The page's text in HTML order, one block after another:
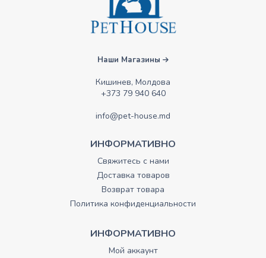
Наши Магазины
Кишинев, Молдова
+373 79 940 640
info@pet-house.md
ИНФОРМАТИВНО
Свяжитесь с нами
Доставка товаров
Возврат товара
Политика конфиденциальности
ИНФОРМАТИВНО
Мой аккаунт